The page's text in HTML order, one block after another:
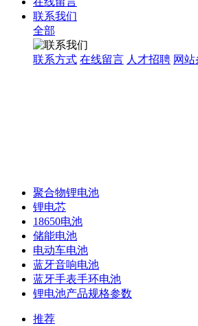
联系我们
全部
联系方式 在线留言 人才招聘 网站
聚合物锂电池
锂电芯
18650电池
储能电池
电动车电池
蓝牙音响电池
蓝牙手表手环电池
锂电池产品规格参数
推荐